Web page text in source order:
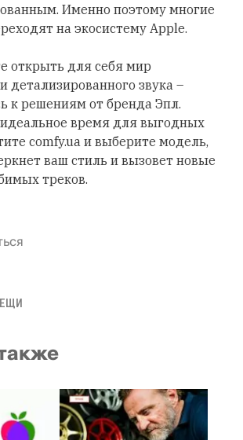
Именно поэтому многие
на экосистему Apple.
открыть для себя мир
детализированного звука –
к решениям от бренда Эпл.
время для выгодных
comfy.ua и выберите модель,
ваш стиль и вызовет новые
треков.